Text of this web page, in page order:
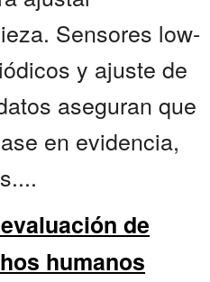
Sensores low-
y ajuste de
aseguran que
en evidencia,
de
humanos